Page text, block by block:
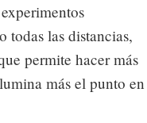
todas las distancias,
permite hacer más
más el punto en